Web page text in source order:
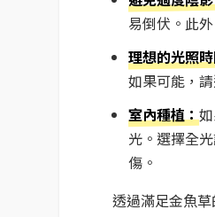
易倒伏。此
理想的光照
如果可能，
室內種植：
光。選擇全
傷。
透過滿足金魚